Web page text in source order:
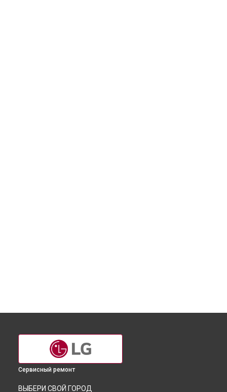
Сервисный ремонт
ВЫБЕРИ СВОЙ ГОРОД